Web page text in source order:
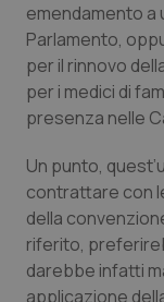
Provincia
Provincia
Sardegna
Sicilia
Infezioni &
Malattia di
emendamento a
Parlamento,
per il rinnovo
per i medici di
presenza nelle
Un punto,
contrattare con
della
riferito,
darebbe infatti
applicazione